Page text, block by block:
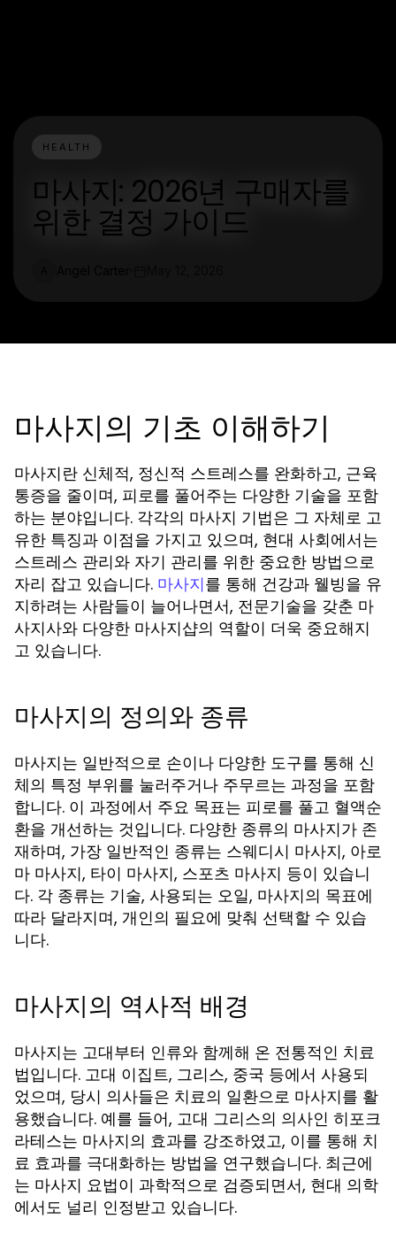
HEALTH
마사지: 2026년 구매자를
위한 결정 가이드
마사지의 기초 이해하기
마사지란 신체적, 정신적 스트레스를 완화하고, 근육
통증을 줄이며, 피로를 풀어주는 다양한 기술을 포함
하는 분야입니다. 각각의 마사지 기법은 그 자체로 고
유한 특징과 이점을 가지고 있으며, 현대 사회에서는
스트레스 관리와 자기 관리를 위한 중요한 방법으로
자리 잡고 있습니다. 마사지를 통해 건강과 웰빙을 유
지하려는 사람들이 늘어나면서, 전문기술을 갖춘 마
사지사와 다양한 마사지샵의 역할이 더욱 중요해지
고 있습니다.
마사지의 정의와 종류
마사지는 일반적으로 손이나 다양한 도구를 통해 신
체의 특정 부위를 눌러주거나 주무르는 과정을 포함
합니다. 이 과정에서 주요 목표는 피로를 풀고 혈액순
환을 개선하는 것입니다. 다양한 종류의 마사지가 존
재하며, 가장 일반적인 종류는 스웨디시 마사지, 아로
마 마사지, 타이 마사지, 스포츠 마사지 등이 있습니
다. 각 종류는 기술, 사용되는 오일, 마사지의 목표에
따라 달라지며, 개인의 필요에 맞춰 선택할 수 있습
니다.
마사지의 역사적 배경
마사지는 고대부터 인류와 함께해 온 전통적인 치료
법입니다. 고대 이집트, 그리스, 중국 등에서 사용되
었으며, 당시 의사들은 치료의 일환으로 마사지를 활
용했습니다. 예를 들어, 고대 그리스의 의사인 히포크
라테스는 마사지의 효과를 강조하였고, 이를 통해 치
료 효과를 극대화하는 방법을 연구했습니다. 최근에
는 마사지 요법이 과학적으로 검증되면서, 현대 의학
에서도 널리 인정받고 있습니다.